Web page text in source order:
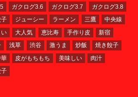
ガクログ3.6 ガクログ3.7
ガクログ3.8
子 ジューシー ラーメン 三鷹
中央線
大人気 恵比寿 手作り皮
新宿
浅草 渋谷 激うま 炒飯
焼き餃子
皮がもちもち 美味しい
肉汁
子